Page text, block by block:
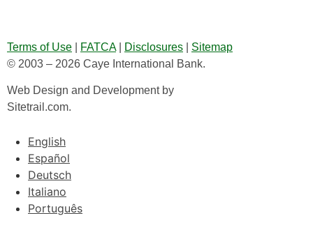
Terms of Use FATCA| Disclosures
Sitemap
© 2003 – 2026 Caye International Bank.
Web Design and Development by
Sitetrail.com.
English
Español
Deutsch
Italiano
Português